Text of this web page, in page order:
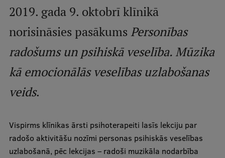
Mobile
galvenā
izvēlne
Studiju iespējas
Pamatstudiju programmas
Doktorantūra
Rezidentūra
2019. gada 9. oktobrī klīnikā
norisināsies pasākums Personības
radošums un psihiskā veselība. Mūzika
kā emocionālās veselības uzlabošanas
veids.
Vispirms klīnikas ārsti psihoterapeiti lasīs lekciju par
radošo aktivitāšu nozīmi personas psihiskās veselības
uzlabošanā, pēc lekcijas – radoši muzikāla nodarbība